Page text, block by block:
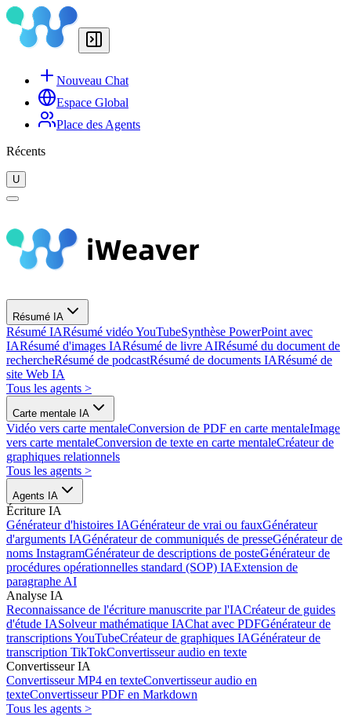
Nouveau Chat
Espace Global
Place des Agents
Récents
U
Résumé IA
Résumé IARésumé vidéo YouTubeSynthèse PowerPoint avec
IARésumé d'images IARésumé de livre AIRésumé du document de
rechercheRésumé de podcastRésumé de documents IARésumé de
site Web IA
Tous les agents >
Carte mentale IA
Vidéo vers carte mentaleConversion de PDF en carte mentaleImage
vers carte mentaleConversion de texte en carte mentaleCréateur de
graphiques relationnels
Tous les agents >
Agents IA
Écriture IA
Générateur d'histoires IAGénérateur de vrai ou fauxGénérateur
d'arguments IAGénérateur de communiqués de presseGénérateur de
noms InstagramGénérateur de descriptions de posteGénérateur de
procédures opérationnelles standard (SOP) IAExtension de
paragraphe AI
Analyse IA
Reconnaissance de l'écriture manuscrite par l'IACréateur de guides
d'étude IASolveur mathématique IAChat avec PDFGénérateur de
transcriptions YouTubeCréateur de graphiques IAGénérateur de
transcription TikTokConvertisseur audio en texte
Convertisseur IA
Convertisseur MP4 en texteConvertisseur audio en
texteConvertisseur PDF en Markdown
Tous les agents >